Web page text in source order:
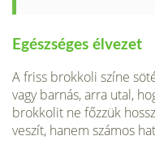
Egészséges élvezet
A friss brokkoli színe
vagy barnás, arra utal,
brokkolit ne főzzük
veszít, hanem számos